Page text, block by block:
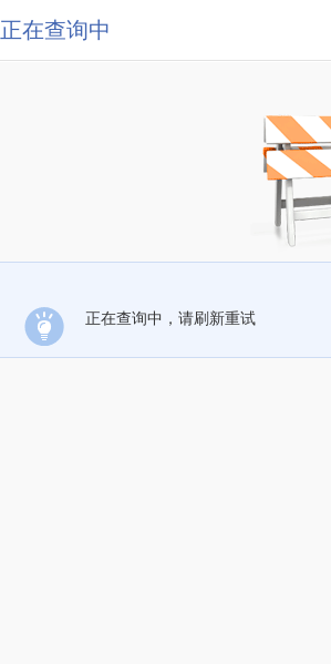
正在查询中
正在查询中，请刷新重试